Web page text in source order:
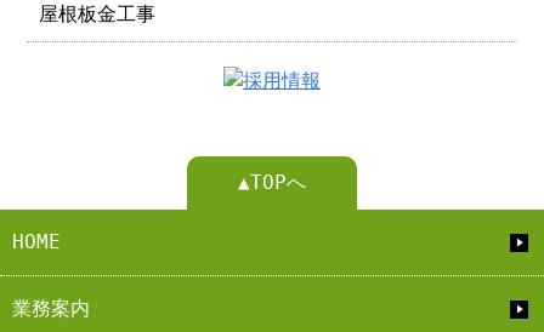
屋根板金工事
▲TOPへ
HOME
業務案内